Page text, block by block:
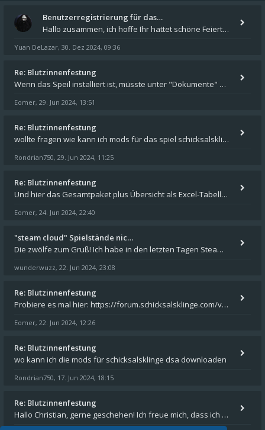
Benutzerregistrierung für das…
Hallo zusammen, ich hoffe Ihr hattet schöne Feiertage und kommt auch gut ins neue Jahr. Ich schreibe hier kurz zur Infor
Yuan DeLazar, 30. Dez 2024, 09:36
Re: Blutzinnenfestung
Wenn das Speil installiert ist, müsste unter "Dokumente" auf Deinem Rechner ein Verzeichnis "blade of destiny" sein. Dar
Eomer, 29. Jun 2024, 13:51
Re: Blutzinnenfestung
wollte fragen wie kann ich mods für das spiel schicksalsklinge in das spieleverzeichnis kopieren und in welches
Rondrian750, 29. Jun 2024, 11:25
Re: Blutzinnenfestung
Und hier das Gesamtpaket plus Übersicht als Excel-Tabelle: https://forum.schicksalsklinge.com/viewtopic.php?f=239&t=156
Eomer, 24. Jun 2024, 22:40
"steam cloud" Spielstände nic…
Die zwölfe zum Gruß! Ich habe in den letzten Tagen Steam auf meinem Desktop PC mit Windows 11 installiert und über Steam
wunderwuzz, 22. Jun 2024, 23:08
Re: Blutzinnenfestung
Probiere es mal hier: https://forum.schicksalsklinge.com/viewtopic.php?f=239&t=15661
Eomer, 22. Jun 2024, 12:26
Re: Blutzinnenfestung
wo kann ich die mods für schicksalsklinge dsa downloaden
Rondrian750, 17. Jun 2024, 18:15
Re: Blutzinnenfestung
Hallo Christian, gerne geschehen! Ich freue mich, dass ich Dir weiterhelfen konnte - und das Forum weiter "lebt". Denn